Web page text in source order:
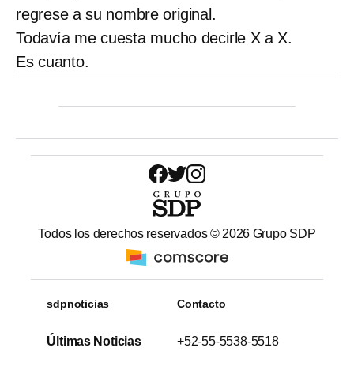
regrese a su nombre original.
Todavía me cuesta mucho decirle X a X.
Es cuanto.
Todos los derechos reservados © 2026 Grupo SDP
sdpnoticias
Últimas Noticias
Contacto
+52-55-5538-5518